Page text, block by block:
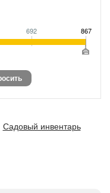
692 867
Садовый инвентарь